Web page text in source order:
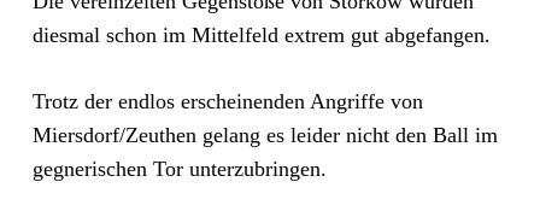
diesmal schon im Mittelfeld extrem gut abgefangen.
Trotz der endlos erscheinenden Angriffe von
Miersdorf/Zeuthen gelang es leider nicht den Ball im
gegnerischen Tor unterzubringen.